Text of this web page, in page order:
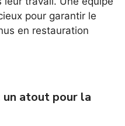
pour garantir le
en restauration
un atout pour la